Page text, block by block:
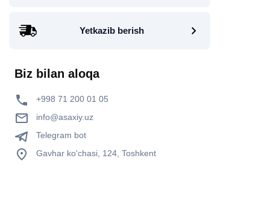
Yetkazib berish
Biz bilan aloqa
+998 71 200 01 05
info@asaxiy.uz
Telegram bot
Gavhar ko'chasi, 124, Toshkent